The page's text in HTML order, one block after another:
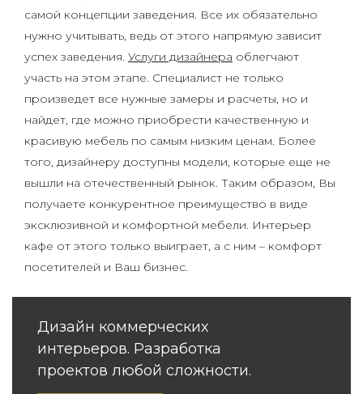
самой концепции заведения. Все их обязательно
нужно учитывать, ведь от этого напрямую зависит
успех заведения. Услуги дизайнера облегчают
участь на этом этапе. Специалист не только
произведет все нужные замеры и расчеты, но и
найдет, где можно приобрести качественную и
красивую мебель по самым низким ценам. Более
того, дизайнеру доступны модели, которые еще не
вышли на отечественный рынок. Таким образом, Вы
получаете конкурентное преимущество в виде
эксклюзивной и комфортной мебели. Интерьер
кафе от этого только выиграет, а с ним – комфорт
посетителей и Ваш бизнес.
Дизайн коммерческих
интерьеров. Разработка
проектов любой сложности.